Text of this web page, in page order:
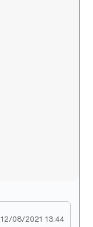
12/08/2021 13:44